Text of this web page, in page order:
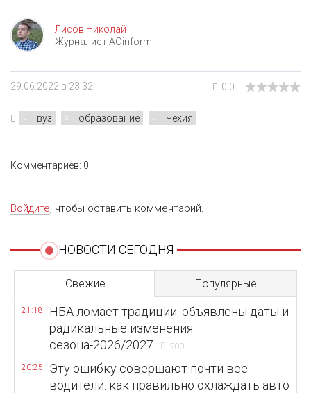
Лисов Николай
Журналист AOinform
29.06.2022 в 23:32 0.0
вуз образование Чехия
Комментариев: 0
Войдите, чтобы оставить комментарий.
НОВОСТИ СЕГОДНЯ
Свежие Популярные
21:18
НБА ломает традиции: объявлены даты и
радикальные изменения
сезона-2026/2027
200
20:25
Эту ошибку совершают почти все
водители: как правильно охлаждать авто